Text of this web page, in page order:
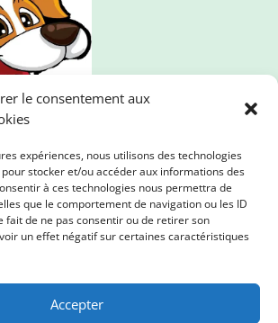
le consentement aux
expériences, nous utilisons des technologies
stocker et/ou accéder aux informations des
à ces technologies nous permettra de
que le comportement de navigation ou les ID
fait de ne pas consentir ou de retirer son
un effet négatif sur certaines caractéristiques
Accepter
l'animalerie en ligne qui propose
qualité. Nous prenons soin de vos
planète !